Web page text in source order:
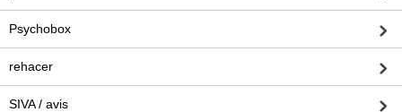
Psychobox
rehacer
SIVA / avis